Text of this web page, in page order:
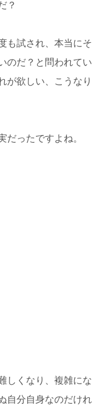
？
も試され、本当にそ
のだ？と問われてい
が欲しい、こうなり
だったですよね。
しくなり、複雑にな
自分自身なのだけれ